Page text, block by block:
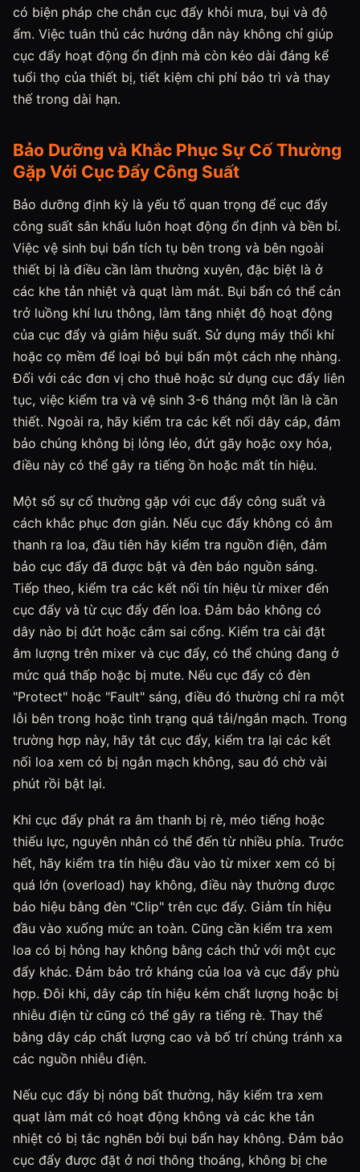
có biện pháp che chắn cục đẩy khỏi mưa, bụi và độ
ẩm. Việc tuân thủ các hướng dẫn này không chỉ giúp
cục đẩy hoạt động ổn định mà còn kéo dài đáng kể
tuổi thọ của thiết bị, tiết kiệm chi phí bảo trì và thay
thế trong dài hạn.
Bảo Dưỡng và Khắc Phục Sự Cố Thường
Gặp Với Cục Đẩy Công Suất
Bảo dưỡng định kỳ là yếu tố quan trọng để cục đẩy
công suất sân khấu luôn hoạt động ổn định và bền bỉ.
Việc vệ sinh bụi bẩn tích tụ bên trong và bên ngoài
thiết bị là điều cần làm thường xuyên, đặc biệt là ở
các khe tản nhiệt và quạt làm mát. Bụi bẩn có thể cản
trở luồng khí lưu thông, làm tăng nhiệt độ hoạt động
của cục đẩy và giảm hiệu suất. Sử dụng máy thổi khí
hoặc cọ mềm để loại bỏ bụi bẩn một cách nhẹ nhàng.
Đối với các đơn vị cho thuê hoặc sử dụng cục đẩy liên
tục, việc kiểm tra và vệ sinh 3-6 tháng một lần là cần
thiết. Ngoài ra, hãy kiểm tra các kết nối dây cáp, đảm
bảo chúng không bị lỏng lẻo, đứt gãy hoặc oxy hóa,
điều này có thể gây ra tiếng ồn hoặc mất tín hiệu.
Một số sự cố thường gặp với cục đẩy công suất và
cách khắc phục đơn giản. Nếu cục đẩy không có âm
thanh ra loa, đầu tiên hãy kiểm tra nguồn điện, đảm
bảo cục đẩy đã được bật và đèn báo nguồn sáng.
Tiếp theo, kiểm tra các kết nối tín hiệu từ mixer đến
cục đẩy và từ cục đẩy đến loa. Đảm bảo không có
dây nào bị đứt hoặc cắm sai cổng. Kiểm tra cài đặt
âm lượng trên mixer và cục đẩy, có thể chúng đang ở
mức quá thấp hoặc bị mute. Nếu cục đẩy có đèn
"Protect" hoặc "Fault" sáng, điều đó thường chỉ ra một
lỗi bên trong hoặc tình trạng quá tải/ngắn mạch. Trong
trường hợp này, hãy tắt cục đẩy, kiểm tra lại các kết
nối loa xem có bị ngắn mạch không, sau đó chờ vài
phút rồi bật lại.
Khi cục đẩy phát ra âm thanh bị rè, méo tiếng hoặc
thiếu lực, nguyên nhân có thể đến từ nhiều phía. Trước
hết, hãy kiểm tra tín hiệu đầu vào từ mixer xem có bị
quá lớn (overload) hay không, điều này thường được
báo hiệu bằng đèn "Clip" trên cục đẩy. Giảm tín hiệu
đầu vào xuống mức an toàn. Cũng cần kiểm tra xem
loa có bị hỏng hay không bằng cách thử với một cục
đẩy khác. Đảm bảo trở kháng của loa và cục đẩy phù
hợp. Đôi khi, dây cáp tín hiệu kém chất lượng hoặc bị
nhiễu điện từ cũng có thể gây ra tiếng rè. Thay thế
bằng dây cáp chất lượng cao và bố trí chúng tránh xa
các nguồn nhiễu điện.
Nếu cục đẩy bị nóng bất thường, hãy kiểm tra xem
quạt làm mát có hoạt động không và các khe tản
nhiệt có bị tắc nghẽn bởi bụi bẩn hay không. Đảm bảo
cục đẩy được đặt ở nơi thông thoáng, không bị che